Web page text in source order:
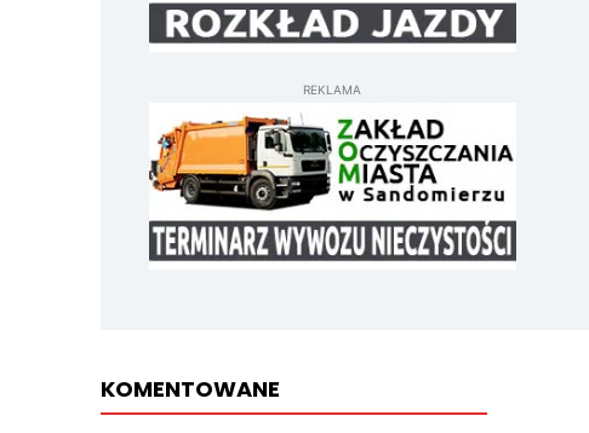
REKLAMA
KOMENTOWANE